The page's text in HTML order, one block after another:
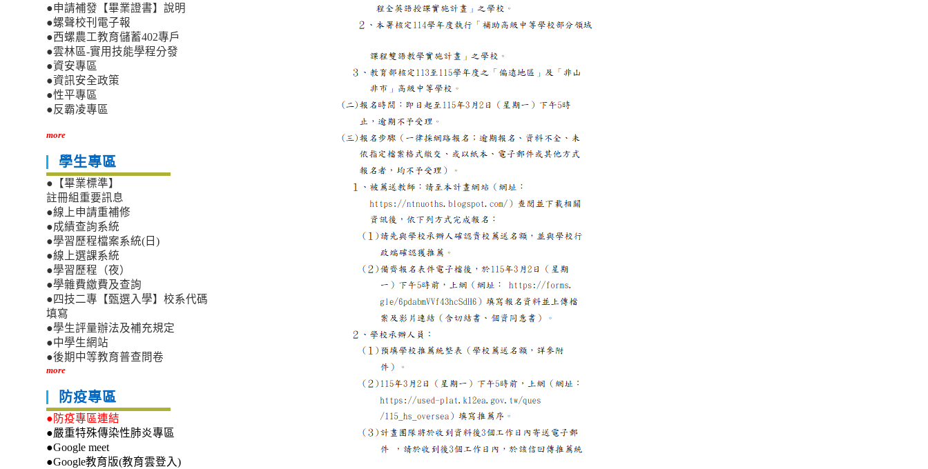
●申請補發【畢業證書】說明
●螺聲校刊電子報
●西螺農工教育儲蓄402專戶
●雲林區-實用技能學程分發
●資安專區
●資訊安全政策
●性平專區
●反霸凌專區
more
學生專區
●【畢業標準】
註冊組重要訊息
●線上申請重補修
●成績查詢系統
●學習歷程檔案系統(日)
●線上選課系統
●學習歷程（夜）
●學雜費繳費及查詢
●四技二專【甄選入學】校系代碼
填寫
●學生評量辦法及補充規定
●中學生網站
●後期中等教育普查問卷
more
防疫專區
●防疫專區連結
●嚴重特殊傳染性肺炎專區
●Google meet
●Google教育版(教育雲登入)